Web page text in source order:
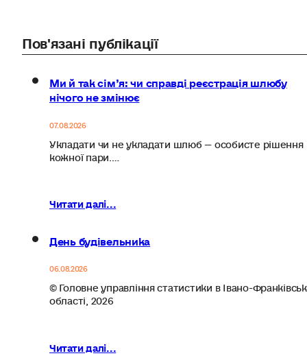
Пов'язані публікації
Ми й так сім’я: чи справді реєстрація шлюбу
нічого не змінює
07.08.2026
Укладати чи не укладати шлюб — особисте рішення
кожної пари.…
Читати далі...
День будівельника
06.08.2026
© Головне управління статистики в Івано-
області, 2026
Читати далі...